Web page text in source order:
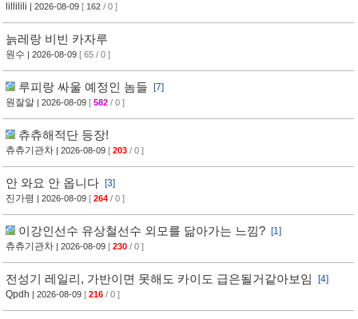
lillilili | 2026-08-09 [ 162 / 0 ]
늙레랑 비빈 카자루
원수 | 2026-08-09 [ 65 / 0 ]
루피랑 싸울 예정인 놈들
[7]
원잘알 | 2026-08-09 [ 582 / 0 ]
츄츄해적단 등장!
츄츄기관차 | 2026-08-09 [ 203 / 0 ]
안 와요 안 옵니다
[3]
진가령 | 2026-08-09 [ 264 / 0 ]
이강인선수 유상철선수 외모를 닮아가는 느낌?
[1]
츄츄기관차 | 2026-08-09 [ 230 / 0 ]
전성기 레일리, 가반이면 못해도 카이도 급은될거같아보임
[4]
Qpdh | 2026-08-09 [ 216 / 0 ]